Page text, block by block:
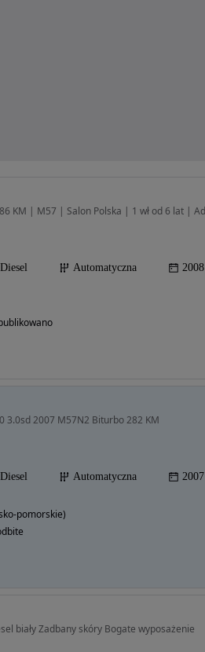
Diesel Automatyczna 2008
3.0sd 2007 M57N2 Biturbo 282 KM
Diesel Automatyczna 2007
pomorskie)
biały Zadbany skóry Bogate wyposażenie